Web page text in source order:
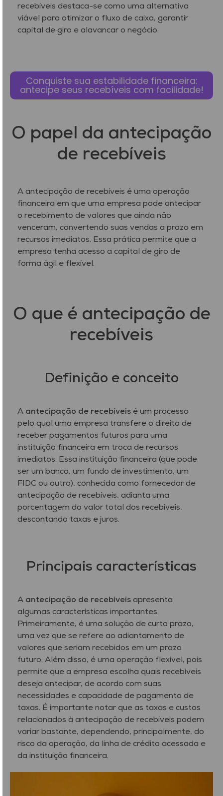
recebíveis destaca-se como uma alternativa
viável para otimizar o fluxo de caixa, garantir
capital de giro e alavancar o negócio.
Conquiste sua estabilidade financeira:
antecipe seus recebíveis com facilidade!
O papel da antecipação
de recebíveis
A antecipação de recebíveis é uma operação
financeira em que uma empresa pode antecipar
o recebimento de valores que ainda não
venceram, convertendo suas vendas a prazo em
recursos imediatos. Essa prática permite que a
empresa tenha acesso a capital de giro de
forma ágil e flexível.
O que é antecipação de
recebíveis
Definição e conceito
A antecipação de recebíveis é um processo
pelo qual uma empresa transfere o direito de
receber pagamentos futuros para uma
instituição financeira em troca de recursos
imediatos. Essa instituição financeira (que pode
ser um banco, um fundo de investimento, um
FIDC ou outro), conhecida como fornecedor de
antecipação de recebíveis, adianta uma
porcentagem do valor total dos recebíveis,
descontando taxas e juros.
Principais características
A antecipação de recebíveis apresenta
algumas características importantes.
Primeiramente, é uma solução de curto prazo,
uma vez que se refere ao adiantamento de
valores que seriam recebidos em um prazo
futuro. Além disso, é uma operação flexível, pois
permite que a empresa escolha quais recebíveis
deseja antecipar, de acordo com suas
necessidades e capacidade de pagamento de
taxas. É importante notar que as taxas e custos
relacionados à antecipação de recebíveis podem
variar bastante, dependendo, principalmente, do
risco da operação, da linha de crédito acessada e
da instituição financeira.